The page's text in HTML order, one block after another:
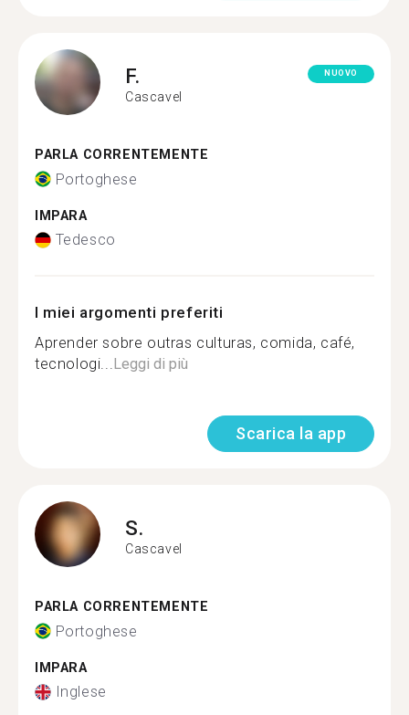
F.
Cascavel
NUOVO
PARLA CORRENTEMENTE
Portoghese
IMPARA
Tedesco
I miei argomenti preferiti
Aprender sobre outras culturas, comida, café,
tecnologi...Leggi di più
Scarica la app
S.
Cascavel
PARLA CORRENTEMENTE
Portoghese
IMPARA
Inglese